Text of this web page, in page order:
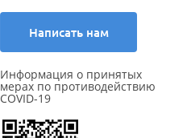
Написать нам
Информация о принятых
мерах по противодействию
COVID-19